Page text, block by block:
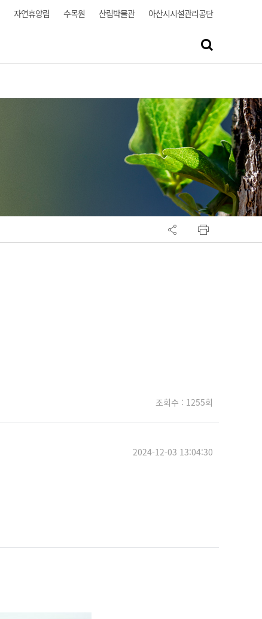
자연휴양림 수목원 산림박물관 아산시시설관리공단
조회수 : 1255회
2024-12-03 13:04:30